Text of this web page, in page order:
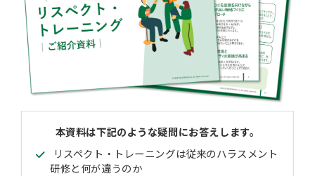
本資料は下記のような疑問にお答えします。
リスペクト・トレーニングは従来のハラスメント
研修と何が違うのか